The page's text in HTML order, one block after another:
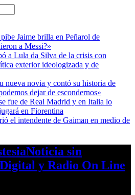
Jaime brilla en Peñarol de
a Messi?»
a Lula da Silva de la crisis con
exterior ideologizada y de
nueva novia y contó su historia de
dejar de escondernos»
fue de Real Madrid y en Italia lo
en Fiorentina
el intendente de Gaiman en medio de
Noticia sin
y Radio On Line